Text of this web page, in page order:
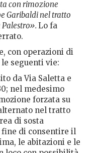
con rimozione
Garibaldi nel tratto
Lo fa
con operazioni di
seguenti vie:
da Via Saletta e
nel medesimo
forzata su
nel tratto
di sosta
fine di consentire il
le abitazioni e le